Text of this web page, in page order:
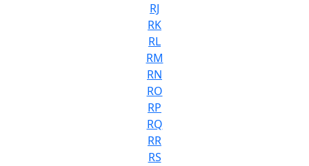
RJ
RK
RL
RM
RN
RO
RP
RQ
RR
RS